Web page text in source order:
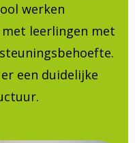
werken
leerlingen met
een duidelijke